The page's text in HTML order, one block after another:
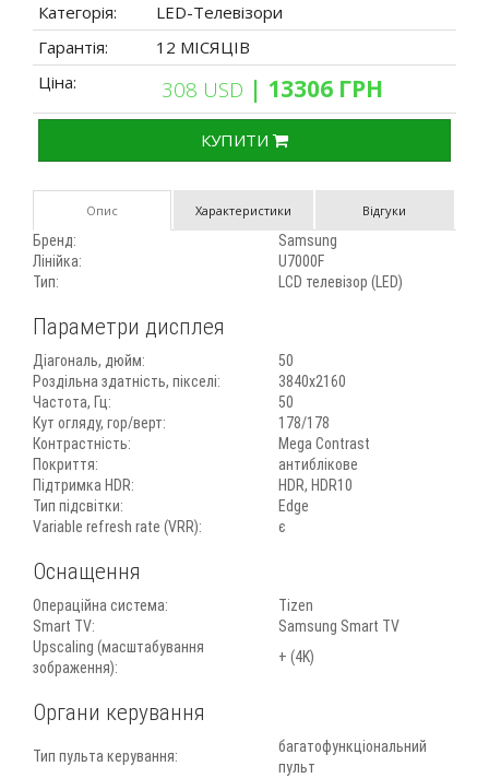
Категорія:
LED-Телевізори
Гарантія:
12 МІСЯЦІВ
Ціна:
308 USD | 13306 ГРН
КУПИТИ
Опис Характеристики Відгуки
Бренд:
Samsung
Лінійка:
U7000F
Тип:
LCD телевізор (LED)
Параметри дисплея
Діагональ, дюйм:
50
Роздільна здатність, пікселі:
3840x2160
Частота, Гц:
50
Кут огляду, гор/верт:
178/178
Контрастність:
Mega Contrast
Покриття:
антиблікове
Підтримка HDR:
HDR, HDR10
Тип підсвітки:
Edge
Variable refresh rate (VRR):
є
Оснащення
Операційна система:
Tizen
Smart TV:
Samsung Smart TV
Upscaling (масштабування
зображення):
+ (4K)
Органи керування
Тип пульта керування:
багатофункціональний
пульт